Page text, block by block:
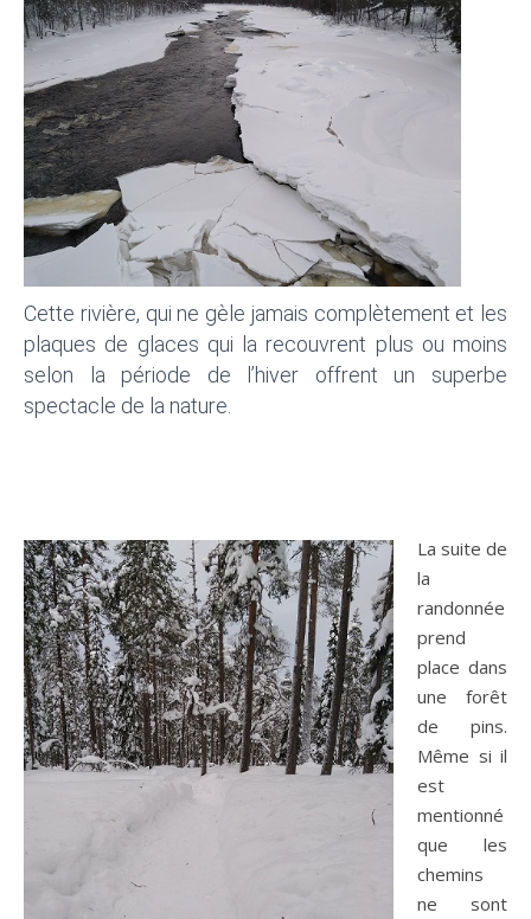
Cette rivière, qui ne gèle jamais complètement et les
plaques de glaces qui la recouvrent plus ou moins
selon la période de l’hiver offrent un superbe
spectacle de la nature.
La suite de
la
randonnée
prend
place dans
une forêt
de pins.
Même si il
est
mentionné
que les
chemins
ne sont